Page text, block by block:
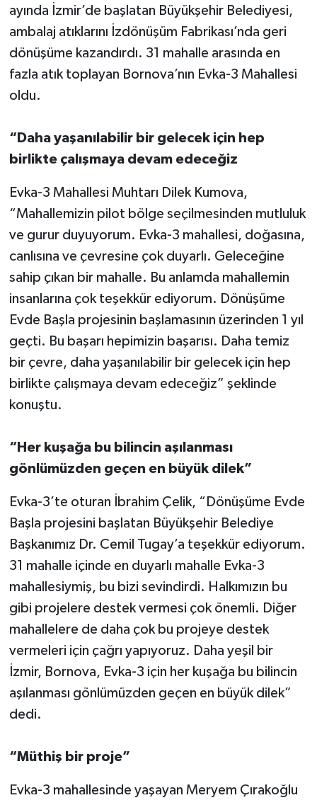
ayında İzmir’de başlatan Büyükşehir Belediyesi,
ambalaj atıklarını İzdönüşüm Fabrikası’nda geri
dönüşüme kazandırdı. 31 mahalle arasında en
fazla atık toplayan Bornova’nın Evka-3 Mahallesi
oldu.
“Daha yaşanılabilir bir gelecek için hep
birlikte çalışmaya devam edeceğiz
Evka-3 Mahallesi Muhtarı Dilek Kumova,
“Mahallemizin pilot bölge seçilmesinden mutluluk
ve gurur duyuyorum. Evka-3 mahallesi, doğasına,
canlısına ve çevresine çok duyarlı. Geleceğine
sahip çıkan bir mahalle. Bu anlamda mahallemin
insanlarına çok teşekkür ediyorum. Dönüşüme
Evde Başla projesinin başlamasının üzerinden 1 yıl
geçti. Bu başarı hepimizin başarısı. Daha temiz
bir çevre, daha yaşanılabilir bir gelecek için hep
birlikte çalışmaya devam edeceğiz” şeklinde
konuştu.
“Her kuşağa bu bilincin aşılanması
gönlümüzden geçen en büyük dilek”
Evka-3’te oturan İbrahim Çelik, “Dönüşüme Evde
Başla projesini başlatan Büyükşehir Belediye
Başkanımız Dr. Cemil Tugay’a teşekkür ediyorum.
31 mahalle içinde en duyarlı mahalle Evka-3
mahallesiymiş, bu bizi sevindirdi. Halkımızın bu
gibi projelere destek vermesi çok önemli. Diğer
mahallelere de daha çok bu projeye destek
vermeleri için çağrı yapıyoruz. Daha yeşil bir
İzmir, Bornova, Evka-3 için her kuşağa bu bilincin
aşılanması gönlümüzden geçen en büyük dilek”
dedi.
“Müthiş bir proje”
Evka-3 mahallesinde yaşayan Meryem Çırakoğlu